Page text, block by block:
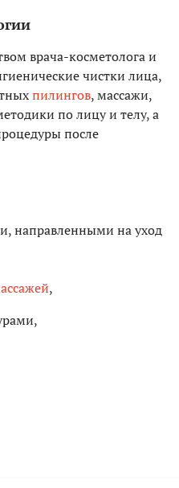
врача-косметолога и
чистки лица,
пилингов, массажи,
по лицу и телу, а
после
направленными на уход
,